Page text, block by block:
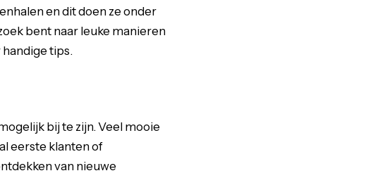
en dit doen ze onder
bent naar leuke manieren
tips.
bij te zijn. Veel mooie
eerste klanten of
van nieuwe